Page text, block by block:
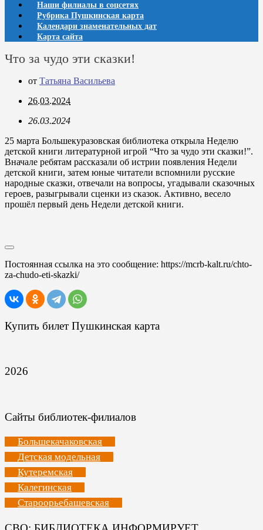
Наши филиалы в соцсетях
Рубрика Пушкинская карта
Календари знаменательных дат
Карта сайта
Что за чудо эти сказки!
от Татьяна Васильева
26.03.2024
26.03.2024
25 марта Большекуразовская библиотека открыла Неделю
детской книги литературной игрой “Что за чудо эти сказки!”.
Вначале ребятам рассказали об истрии появления Недели
детской книги, затем юные читатели вспомнили русские
народные сказки, отвечали на вопросы, угадывали сказочных
героев, разыгрывали сценки из сказок. Активно, весело
прошёл первый день Недели детской книги.
Постоянная ссылка на это сообщение: https://mcrb-kalt.ru/chto-
za-chudo-eti-skazki/
Купить билет Пушкинская карта
2026
Сайты библиотек-филиалов
Большекачаковская
Детская модельная
Кутеремская
Калегинская
Староорьебашевская